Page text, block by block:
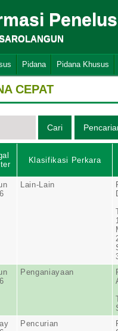
Pidana Pidana Khusus
CEPAT
Klasifikasi Perkara
Lain-Lain
Penganiayaan
Pencurian